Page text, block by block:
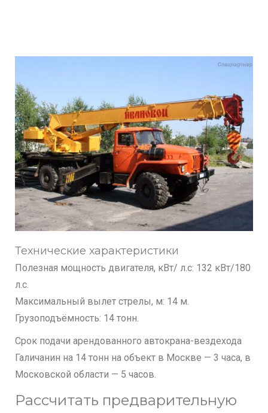
Технические характеристики
Полезная мощность двигателя, кВт/ л.с: 132 кВт/180
л.с.
Максимальный вылет стрелы, м: 14 м.
Грузоподъёмность: 14 тонн.
Срок подачи арендованного автокрана-вездехода
Галичанин на 14 тонн на объект в Москве — 3 часа, в
Московской области — 5 часов.
Рассчитать предварительную